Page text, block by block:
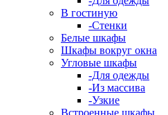
В гостиную
-Стенки
Белые шкафы
Шкафы вокруг окна
Угловые шкафы
-Для одежды
-Из массива
-Узкие
Встроенные шкафы